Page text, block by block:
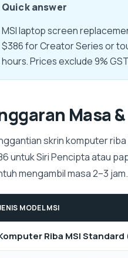
Quick answer
MSI laptop screen
$386 for Creator Series or
hours. Prices exclude 9%
Masa
skrin komputer riba
untuk Siri Pencipta atau
mengambil masa 2–3
MODEL MSI
Riba MSI